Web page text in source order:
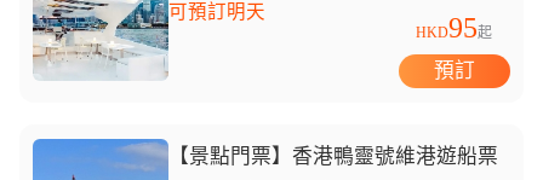
+觀光大使現場介紹）
可預訂明天
HKD95起
預訂
【景點門票】香港鴨靈號維港遊船票